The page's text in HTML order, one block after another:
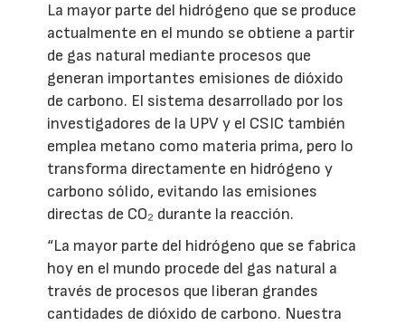
La mayor parte del hidrógeno que se produce
actualmente en el mundo se obtiene a partir
de gas natural mediante procesos que
generan importantes emisiones de dióxido
de carbono. El sistema desarrollado por los
investigadores de la UPV y el CSIC también
emplea metano como materia prima, pero lo
transforma directamente en hidrógeno y
carbono sólido, evitando las emisiones
directas de CO₂ durante la reacción.
“La mayor parte del hidrógeno que se fabrica
hoy en el mundo procede del gas natural a
través de procesos que liberan grandes
cantidades de dióxido de carbono. Nuestra